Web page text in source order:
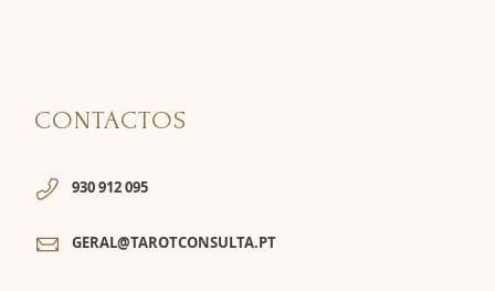
CONTACTOS
930 912 095
GERAL@TAROTCONSULTA.PT